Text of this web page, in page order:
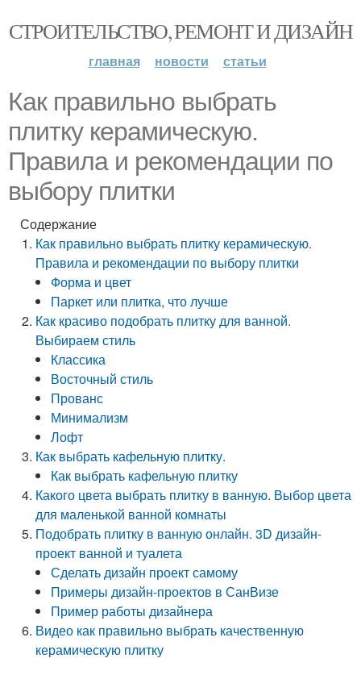
СТРОИТЕЛЬСТВО, РЕМОНТ И ДИЗАЙН
главная новости статьи
Как правильно выбрать
плитку керамическую.
Правила и рекомендации по
выбору плитки
Содержание
Как правильно выбрать плитку керамическую.
Правила и рекомендации по выбору плитки
Форма и цвет
Паркет или плитка, что лучше
Как красиво подобрать плитку для ванной.
Выбираем стиль
Классика
Восточный стиль
Прованс
Минимализм
Лофт
Как выбрать кафельную плитку.
Как выбрать кафельную плитку
Какого цвета выбрать плитку в ванную. Выбор цвета
для маленькой ванной комнаты
Подобрать плитку в ванную онлайн. 3D дизайн-
проект ванной и туалета
Сделать дизайн проект самому
Примеры дизайн-проектов в СанВизе
Пример работы дизайнера
Видео как правильно выбрать качественную
керамическую плитку